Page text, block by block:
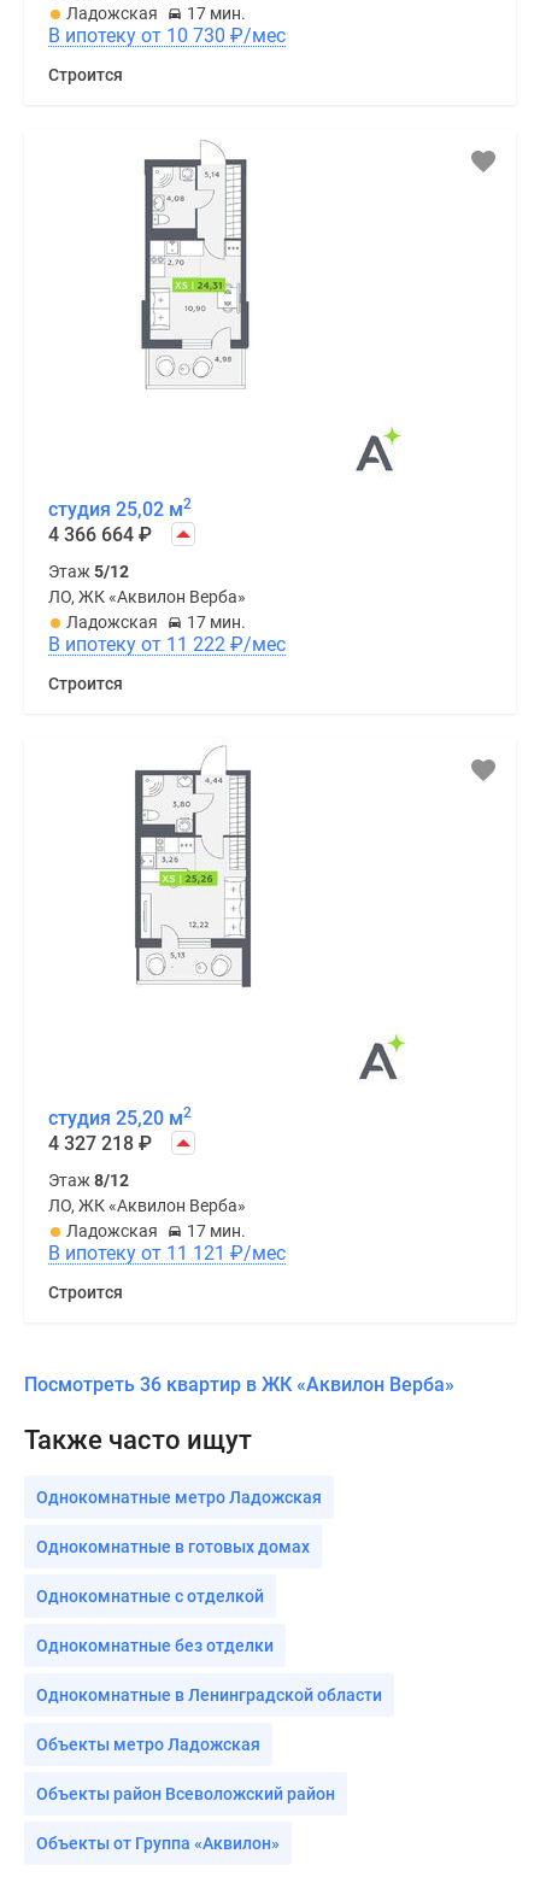
Ладожская
17 мин.
В ипотеку от 10 730 ₽/мес
Строится
студия 25,02 м2
4 366 664 ₽
Этаж5/12
ЛО, ЖК «Аквилон Верба»
Ладожская
17 мин.
В ипотеку от 11 222 ₽/мес
Строится
студия 25,20 м2
4 327 218 ₽
Этаж8/12
ЛО, ЖК «Аквилон Верба»
Ладожская
17 мин.
В ипотеку от 11 121 ₽/мес
Строится
Посмотреть 36 квартир в ЖК «Аквилон Верба»
Также часто ищут
Однокомнатные метро Ладожская
Однокомнатные в готовых домах
Однокомнатные с отделкой
Однокомнатные без отделки
Однокомнатные в Ленинградской области
Объекты метро Ладожская
Объекты район Всеволожский район
Объекты от Группа «Аквилон»